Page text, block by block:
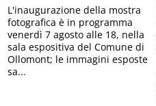
L'inaugurazione della mostra
fotografica è in programma
venerdì 7 agosto alle 18, nella
sala espositiva del Comune di
Ollomont; le immagini esposte
sa...